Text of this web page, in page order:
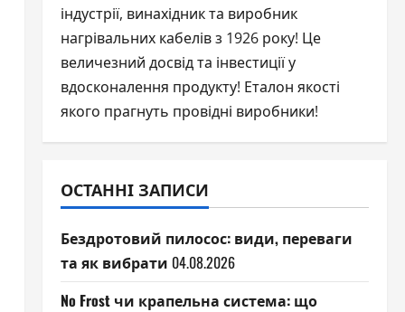
індустрії, винахідник та виробник
нагрівальних кабелів з 1926 року! Це
величезний досвід та інвестиції у
вдосконалення продукту! Еталон якості
якого прагнуть провідні виробники!
ОСТАННІ ЗАПИСИ
Бездротовий пилосос: види, переваги
та як вибрати 04.08.2026
No Frost чи крапельна система: що